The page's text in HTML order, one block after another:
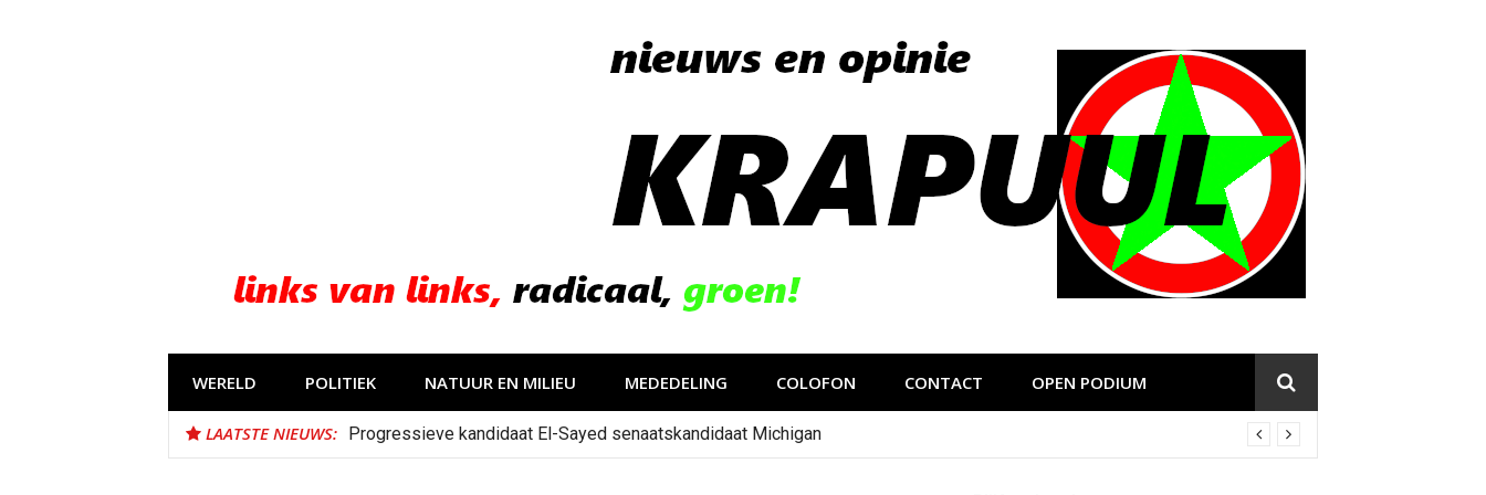
WERELD POLITIEK NATUUR EN MILIEU MEDEDELING COLOFON CONTACT OPEN PODIUM
LAATSTE NIEUWS: Progressieve kandidaat El-Sayed senaatskandidaat Michigan